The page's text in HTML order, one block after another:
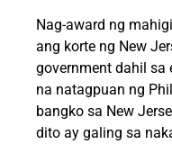
Nag-award ng
ang korte ng New
government dahil sa
na natagpuan ng
bangko sa New
dito ay galing sa